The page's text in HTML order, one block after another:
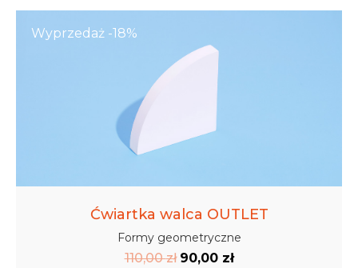
Wyprzedaż -18%
Ćwiartka walca OUTLET
Formy geometryczne
110,00zł 90,00 zł